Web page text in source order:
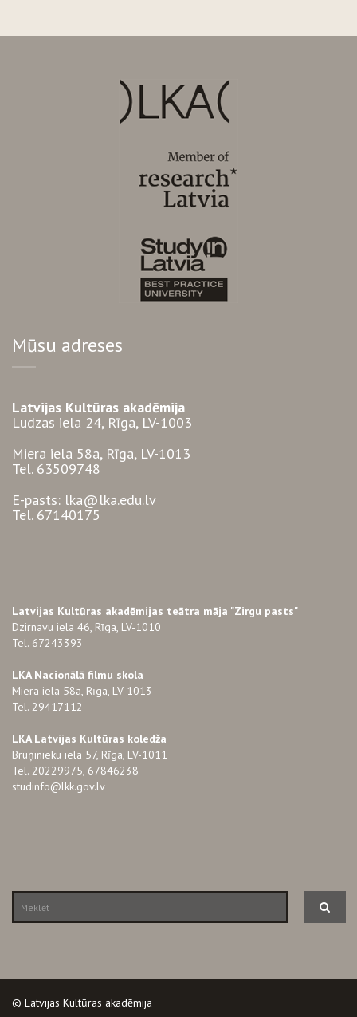
Mūsu adreses
Latvijas Kultūras akadēmija
Ludzas iela 24, Rīga, LV-1003
Miera iela 58a, Rīga, LV-1013
Tel. 63509748
E-pasts: lka@lka.edu.lv
Tel. 67140175
Latvijas Kultūras akadēmijas teātra māja "Zirgu pasts"
Dzirnavu iela 46, Rīga, LV-1010
Tel. 67243393
LKA Nacionālā filmu skola
Miera iela 58a, Rīga, LV-1013
Tel. 29417112
LKA Latvijas Kultūras koledža
Bruņinieku iela 57, Rīga, LV-1011
Tel. 20229975, 67846238
studinfo@lkk.gov.lv
© Latvijas Kultūras akadēmija